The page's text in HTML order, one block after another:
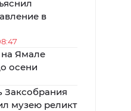
в
Ямале
осени
Заксобрания
музею реликт